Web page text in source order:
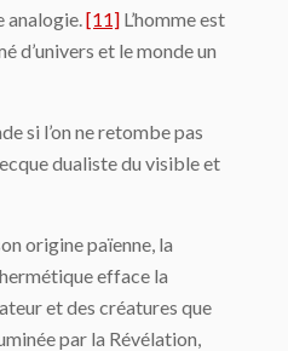
analogie. [11] L’homme est
d’univers et le monde un
si l’on ne retombe pas
dua­liste du visible et
origine païenne, la
efface la
et des créatures que
par la Révélation,